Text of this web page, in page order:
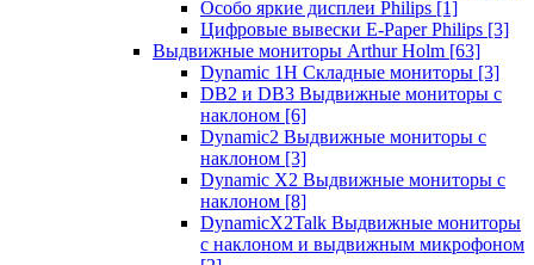
Особо яркие дисплеи Philips [1]
Цифровые вывески E-Paper Philips [3]
Выдвижные мониторы Arthur Holm [63]
Dynamic 1Н Складные мониторы [3]
DB2 и DB3 Выдвижные мониторы с
наклоном [6]
Dynamic2 Выдвижные мониторы с
наклоном [3]
Dynamic X2 Выдвижные мониторы с
наклоном [8]
DynamicX2Talk Выдвижные мониторы
с наклоном и выдвижным микрофоном